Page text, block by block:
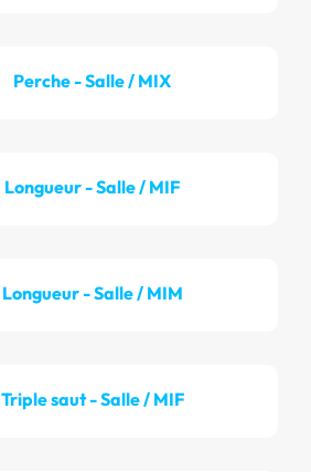
Perche - Salle / MIX
Longueur - Salle / MIF
Longueur - Salle / MIM
Triple saut - Salle / MIF